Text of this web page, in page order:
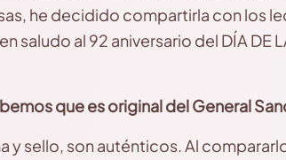
he decidido compartirla con los
saludo al 92 aniversario del DÍA DE
que es original del General
y sello, son auténticos. Al